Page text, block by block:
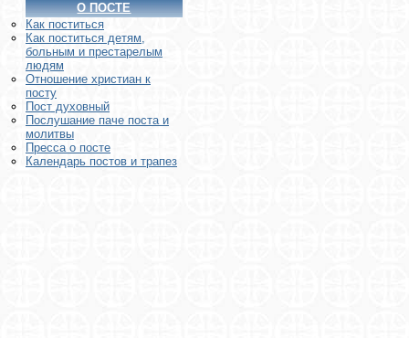
О ПОСТЕ
Как поститься
Как поститься детям,
больным и престарелым
людям
Отношение христиан к
посту
Пост духовный
Послушание паче поста и
молитвы
Пресса о посте
Календарь постов и трапез